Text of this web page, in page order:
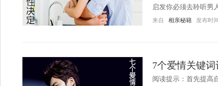
启发你必须去聆听男
来自 相亲秘籍 发布时
7个爱情关键
阅读提示：首先提高